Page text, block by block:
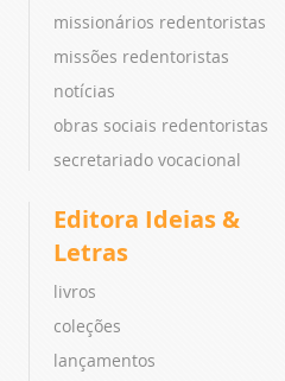
missionários redentoristas
missões redentoristas
notícias
obras sociais redentoristas
secretariado vocacional
Editora Ideias &
Letras
livros
coleções
lançamentos